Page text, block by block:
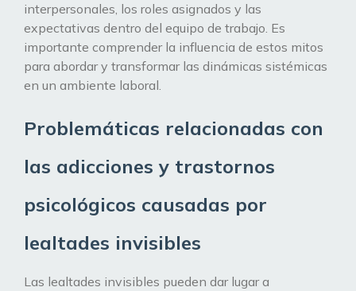
interpersonales, los roles asignados y las
expectativas dentro del equipo de trabajo. Es
importante comprender la influencia de estos mitos
para abordar y transformar las dinámicas sistémicas
en un ambiente laboral.
Problemáticas relacionadas con
las adicciones y trastornos
psicológicos causadas por
lealtades invisibles
Las lealtades invisibles pueden dar lugar a